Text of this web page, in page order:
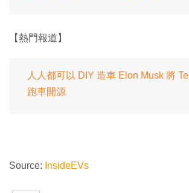
【熱門報道】
人人都可以 DIY 造車 Elon Musk 將
跑車開源
Source: InsideEVs